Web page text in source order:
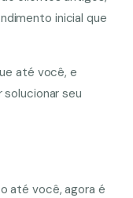
inicial que
até você, e
seu
até você, agora é